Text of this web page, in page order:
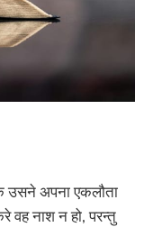
उसने अपना एकलौता
वह नाश न हो, परन्तु